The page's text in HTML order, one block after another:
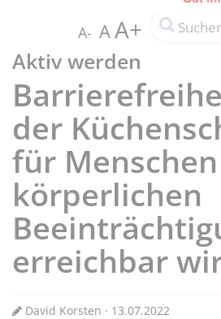
A- AA+
Aktiv werden
der
für
körperlichen
erreichbar
David Korsten · 13.07.2022